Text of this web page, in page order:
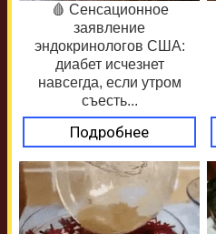
🩸 Сенсационное
заявление
эндокринологов США:
диабет исчезнет
навсегда, если утром
съесть...
Подробнее